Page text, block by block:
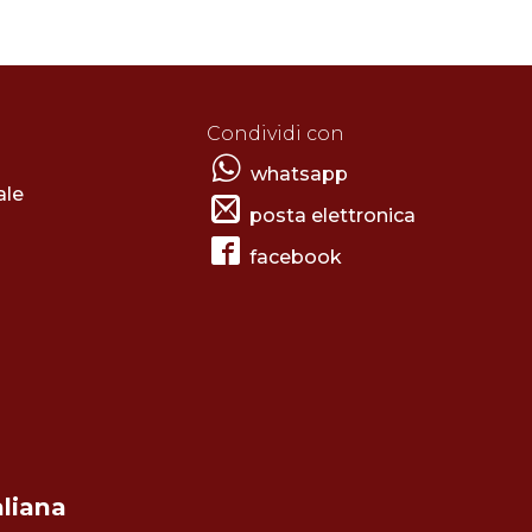
Condividi con
whatsapp
posta elettronica
facebook